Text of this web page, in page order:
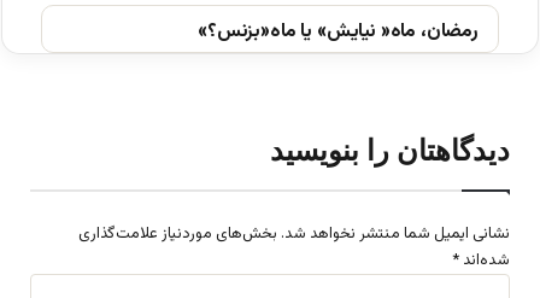
رمضان، ماه« نیایش» یا ماه«بزنس؟»
دیدگاهتان را بنویسید
نشانی ایمیل شما منتشر نخواهد شد. بخش‌های موردنیاز علامت‌گذاری
شده‌اند *